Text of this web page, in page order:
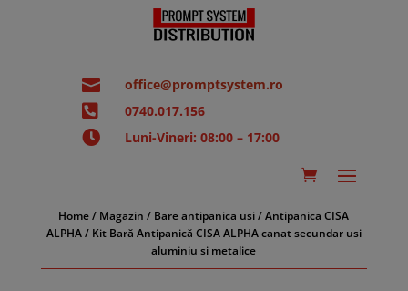
 office@promptsystem.ro
 0740.017.156
 Luni-Vineri: 08:00 – 17:00
Home/ Magazin / Bare antipanica usi/Antipanica CISA
ALPHA/ Kit Bară Antipanică CISA ALPHA canat secundar usi
aluminiu si metalice